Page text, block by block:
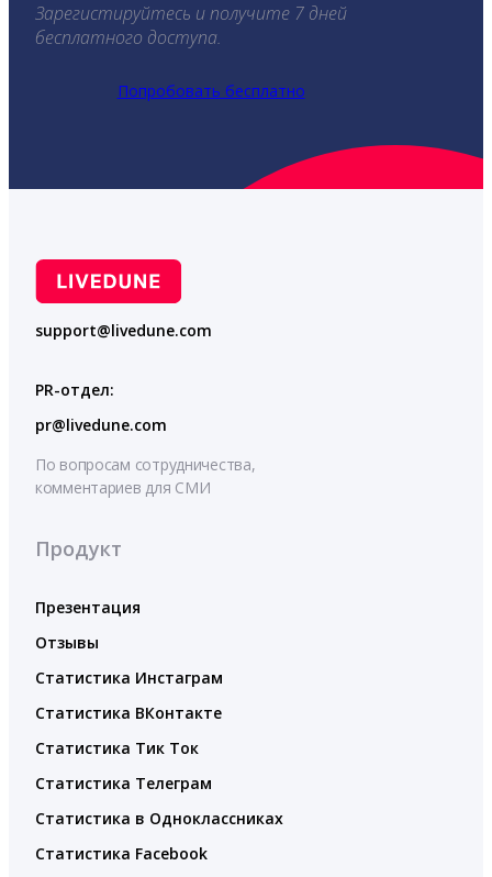
Зарегистируйтесь и получите 7 дней
бесплатного доступа.
Попробовать бесплатно
support@livedune.com
PR-отдел:
pr@livedune.com
По вопросам сотрудничества,
комментариев для СМИ
Продукт
Презентация
Отзывы
Статистика Инстаграм
Статистика ВКонтакте
Статистика Тик Ток
Статистика Телеграм
Статистика в Одноклассниках
Статистика Facebook